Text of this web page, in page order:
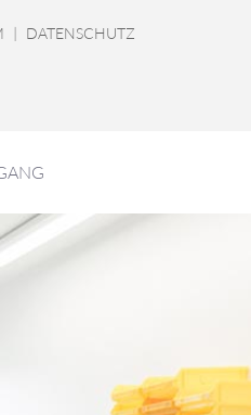
| DATENSCHUTZ